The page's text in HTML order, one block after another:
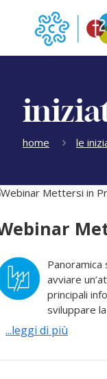
home le
avviare
principali
sviluppare
...leggi di più